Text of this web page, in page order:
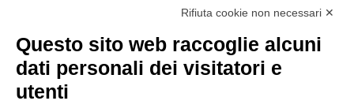
Esami di laboratorio preventivi
cura della propria salute
16 Luglio 2026
Rifiuta cookie non necessari ✕
Questo sito web raccoglie alcuni
dati personali dei visitatori e
utenti